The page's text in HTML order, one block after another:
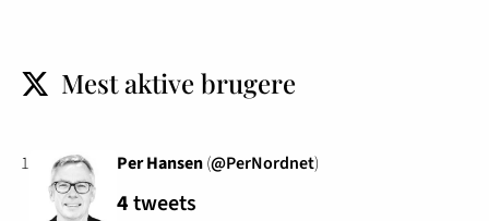
t Mest aktive brugere
1 Per Hansen(@PerNordnet)
4tweets